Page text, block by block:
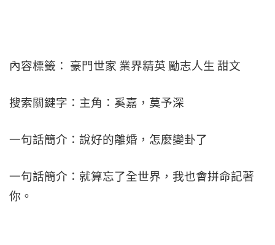
內容標籤： 豪門世家 業界精英 勵志人生 甜文
搜索關鍵字：主角：奚嘉，莫予深
一句話簡介：說好的離婚，怎麼變卦了
一句話簡介：就算忘了全世界，我也會拼命記著
你。